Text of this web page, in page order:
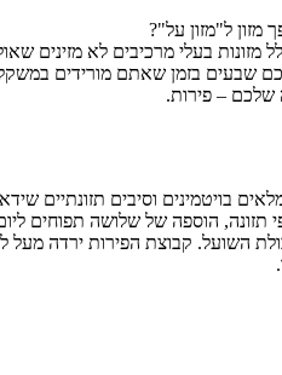
ל"מזון על"?
בעלי מרכיבים לא מזינים
שבעים בזמן שאתם מורידים
שלכם – פירות.
בויטמינים וסיבים תזונתיים
השועל. קבוצת הפירות ירדה